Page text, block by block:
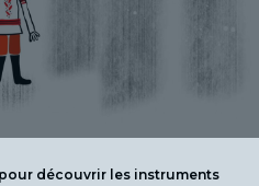
découvrir les instruments